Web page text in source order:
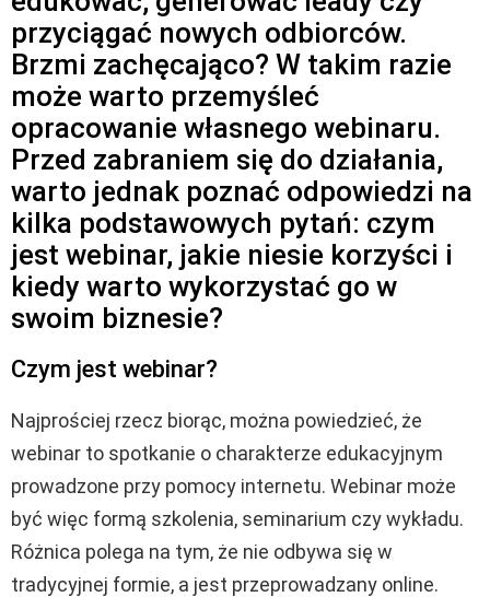
przyciągać nowych odbiorców.
Brzmi zachęcająco? W takim razie
może warto przemyśleć
opracowanie własnego webinaru.
Przed zabraniem się do działania,
warto jednak poznać odpowiedzi na
kilka podstawowych pytań: czym
jest webinar, jakie niesie korzyści i
kiedy warto wykorzystać go w
swoim biznesie?
Czym jest webinar?
Najprościej rzecz biorąc, można powiedzieć, że
webinar to spotkanie o charakterze edukacyjnym
prowadzone przy pomocy internetu. Webinar może
być więc formą szkolenia, seminarium czy wykładu.
Różnica polega na tym, że nie odbywa się w
tradycyjnej formie, a jest przeprowadzany online.